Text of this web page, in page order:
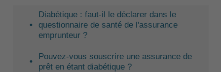
Diabétique : faut-il le déclarer dans le
questionnaire de santé de l'assurance
emprunteur ?
Pouvez-vous souscrire une assurance de
prêt en étant diabétique ?